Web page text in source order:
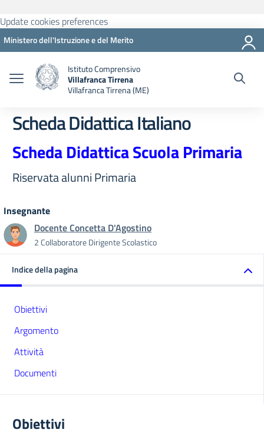
Update cookies preferences
Ministero dell'Istruzione e del Merito
Istituto Comprensivo
Villafranca Tirrena
Villafranca Tirrena (ME)
Scheda Didattica Italiano
Scheda Didattica Scuola Primaria
Riservata alunni Primaria
Insegnante
Docente Concetta D'Agostino
2 Collaboratore Dirigente Scolastico
Indice della pagina
Obiettivi
Argomento
Attività
Documenti
Obiettivi